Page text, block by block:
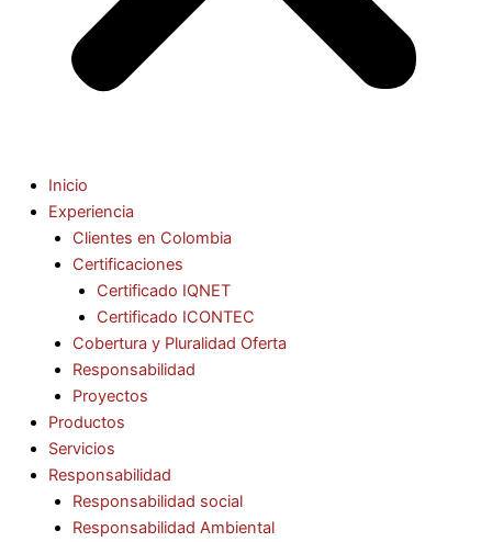
Inicio
Experiencia
Clientes en Colombia
Certificaciones
Certificado IQNET
Certificado ICONTEC
Cobertura y Pluralidad Oferta
Responsabilidad
Proyectos
Productos
Servicios
Responsabilidad
Responsabilidad social
Responsabilidad Ambiental